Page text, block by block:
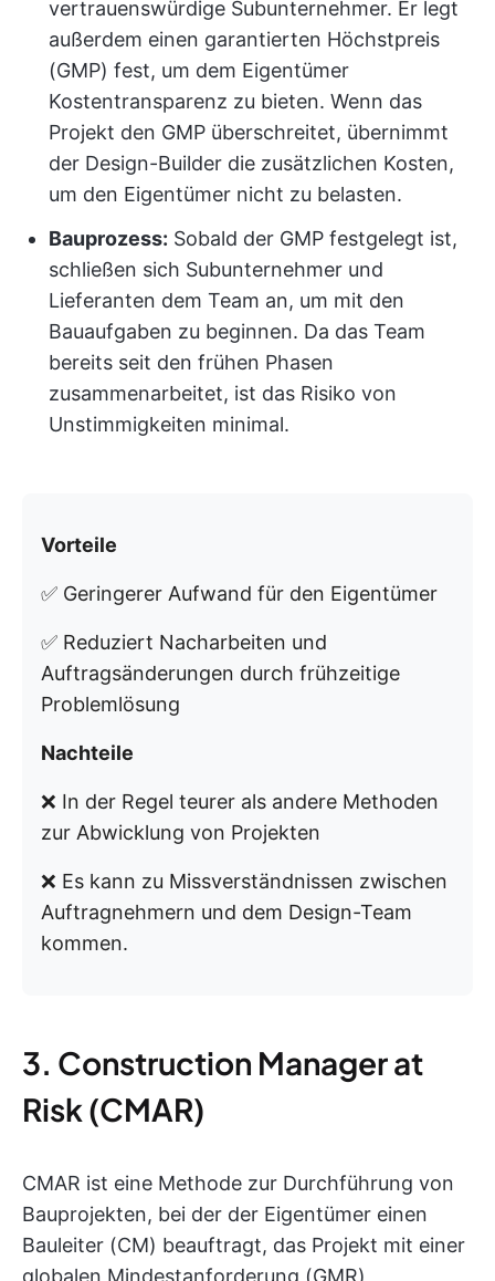
vertrauenswürdige Subunternehmer. Er legt
außerdem einen garantierten Höchstpreis
(GMP) fest, um dem Eigentümer
Kostentransparenz zu bieten. Wenn das
Projekt den GMP überschreitet, übernimmt
der Design-Builder die zusätzlichen Kosten,
um den Eigentümer nicht zu belasten.
Bauprozess: Sobald der GMP festgelegt ist,
schließen sich Subunternehmer und
Lieferanten dem Team an, um mit den
Bauaufgaben zu beginnen. Da das Team
bereits seit den frühen Phasen
zusammenarbeitet, ist das Risiko von
Unstimmigkeiten minimal.
Vorteile
✅ Geringerer Aufwand für den Eigentümer
✅ Reduziert Nacharbeiten und
Auftragsänderungen durch frühzeitige
Problemlösung
Nachteile
❌ In der Regel teurer als andere Methoden
zur Abwicklung von Projekten
❌ Es kann zu Missverständnissen zwischen
Auftragnehmern und dem Design-Team
kommen.
3. Construction Manager at
Risk (CMAR)
CMAR ist eine Methode zur Durchführung von
Bauprojekten, bei der der Eigentümer einen
Bauleiter (CM) beauftragt, das Projekt mit einer
globalen Mindestanforderung (GMR)